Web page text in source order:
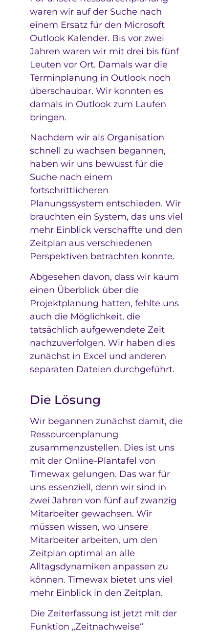
waren wir auf der Suche nach
einem Ersatz für den Microsoft
Outlook Kalender. Bis vor zwei
Jahren waren wir mit drei bis fünf
Leuten vor Ort. Damals war die
Terminplanung in Outlook noch
überschaubar. Wir konnten es
damals in Outlook zum Laufen
bringen.
Nachdem wir als Organisation
schnell zu wachsen begannen,
haben wir uns bewusst für die
Suche nach einem
fortschrittlicheren
Planungssystem entschieden. Wir
brauchten ein System, das uns viel
mehr Einblick verschaffte und den
Zeitplan aus verschiedenen
Perspektiven betrachten konnte.
Abgesehen davon, dass wir kaum
einen Überblick über die
Projektplanung hatten, fehlte uns
auch die Möglichkeit, die
tatsächlich aufgewendete Zeit
nachzuverfolgen. Wir haben dies
zunächst in Excel und anderen
separaten Dateien durchgeführt.
Die Lösung
Wir begannen zunächst damit, die
Ressourcenplanung
zusammenzustellen. Dies ist uns
mit der Online-Plantafel von
Timewax gelungen. Das war für
uns essenziell, denn wir sind in
zwei Jahren von fünf auf zwanzig
Mitarbeiter gewachsen. Wir
müssen wissen, wo unsere
Mitarbeiter arbeiten, um den
Zeitplan optimal an alle
Alltagsdynamiken anpassen zu
können. Timewax bietet uns viel
mehr Einblick in den Zeitplan.
Die Zeiterfassung ist jetzt mit der
Funktion „Zeitnachweise“